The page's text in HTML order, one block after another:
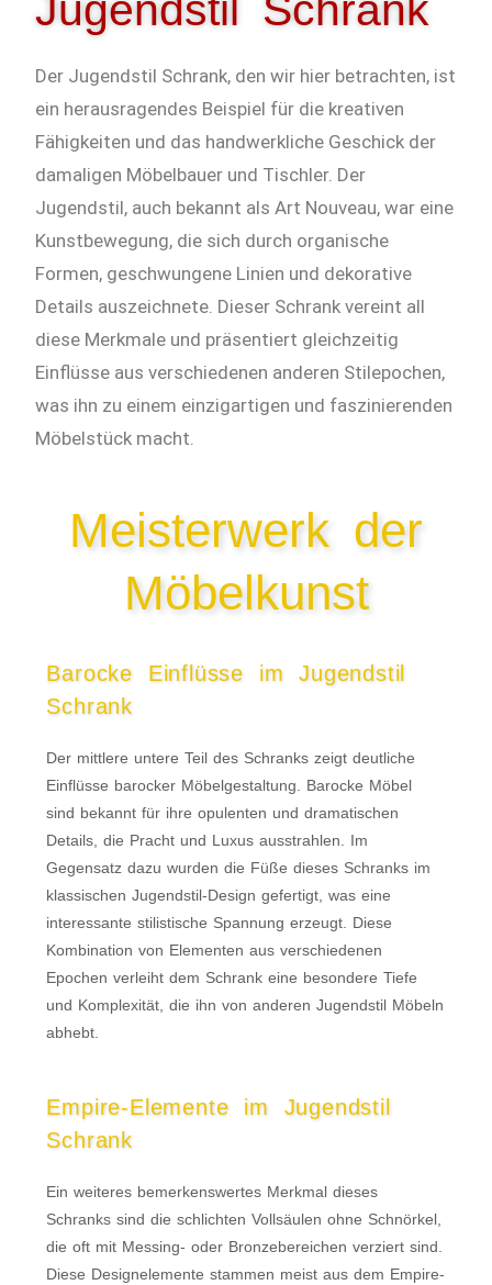
Jugendstil Schrank
Der Jugendstil Schrank, den wir hier betrachten, ist
ein herausragendes Beispiel für die kreativen
Fähigkeiten und das handwerkliche Geschick der
damaligen Möbelbauer und Tischler. Der
Jugendstil, auch bekannt als Art Nouveau, war eine
Kunstbewegung, die sich durch organische
Formen, geschwungene Linien und dekorative
Details auszeichnete. Dieser Schrank vereint all
diese Merkmale und präsentiert gleichzeitig
Einflüsse aus verschiedenen anderen Stilepochen,
was ihn zu einem einzigartigen und faszinierenden
Möbelstück macht.
Meisterwerk der
Möbelkunst
Barocke Einflüsse im Jugendstil
Schrank
Der mittlere untere Teil des Schranks zeigt deutliche
Einflüsse barocker Möbelgestaltung. Barocke Möbel
sind bekannt für ihre opulenten und dramatischen
Details, die Pracht und Luxus ausstrahlen. Im
Gegensatz dazu wurden die Füße dieses Schranks im
klassischen Jugendstil-Design gefertigt, was eine
interessante stilistische Spannung erzeugt. Diese
Kombination von Elementen aus verschiedenen
Epochen verleiht dem Schrank eine besondere Tiefe
und Komplexität, die ihn von anderen Jugendstil Möbeln
abhebt.
Empire-Elemente im Jugendstil
Schrank
Ein weiteres bemerkenswertes Merkmal dieses
Schranks sind die schlichten Vollsäulen ohne Schnörkel,
die oft mit Messing- oder Bronzebereichen verziert sind.
Diese Designelemente stammen meist aus dem Empire-